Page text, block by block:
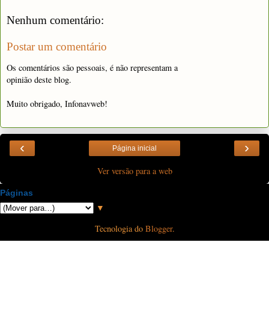
Nenhum comentário:
Postar um comentário
Os comentários são pessoais, é não representam a
opinião deste blog.
Muito obrigado, Infonavweb!
‹ ›
Página inicial
Ver versão para a web
Páginas
▼
Tecnologia do Blogger.